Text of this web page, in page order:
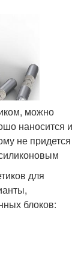
можно
наносится и
не придется
для
блоков: